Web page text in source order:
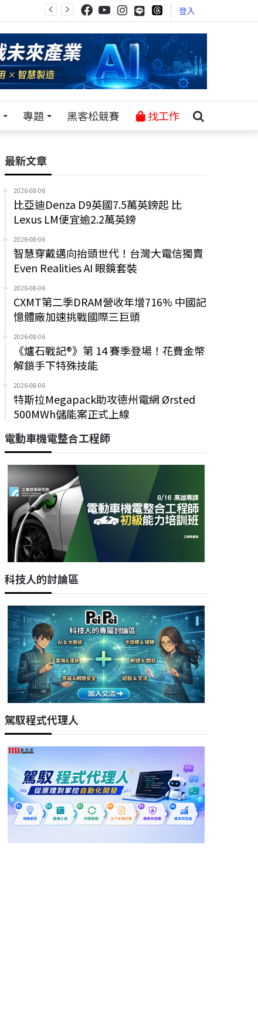
登入
專題 黑客松競賽 找工作
最新文章
2026-08-06
比亞迪Denza D9英國7.5萬英鎊起 比
Lexus LM便宜逾2.2萬英鎊
2026-08-06
智慧穿戴邁向抬頭世代！台灣大電信獨賣
Even Realities AI 眼鏡套裝
2026-08-06
CXMT第二季DRAM營收年增716% 中國記
憶體廠加速挑戰國際三巨頭
2026-08-06
《爐石戰記®》第 14 賽季登場！花費金幣
解鎖手下特殊技能
2026-08-06
特斯拉Megapack助攻德州電網 Ørsted
500MWh儲能案正式上線
電動車機電整合工程師
科技人的討論區
駕馭程式代理人